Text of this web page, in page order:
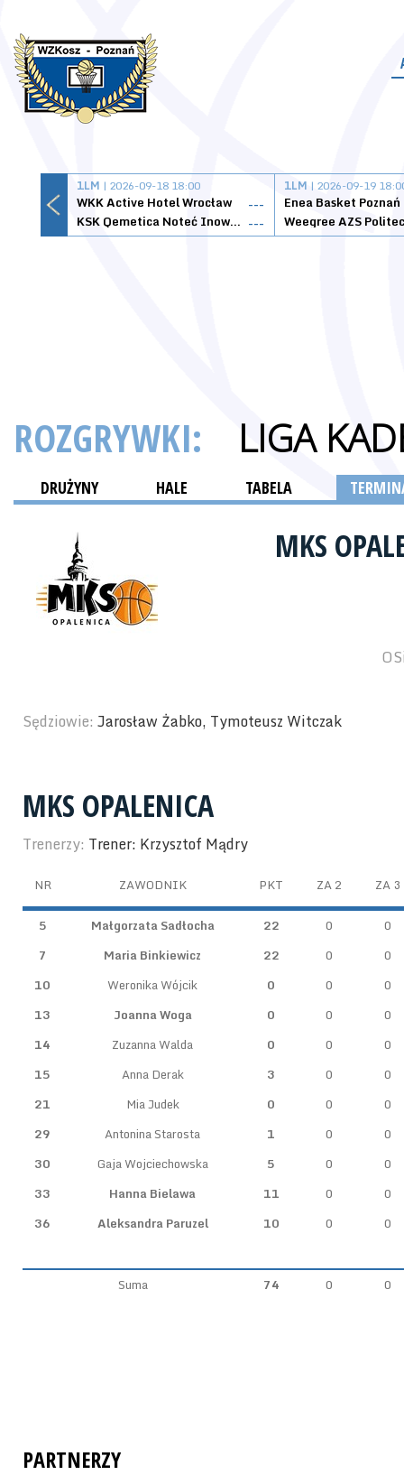
1LM | 2026-09-18 18:00
WKK Active Hotel Wrocław
---
KSK Qemetica Noteć Inowrocław ---
1LM | 2026-09-19
Enea Basket Poznań
ROZGRYWKI: LIGA
DRUŻYNY HALE TABELA
MKS
Sędziowie: Jarosław Żabko, Tymoteusz Witczak
MKS OPALENICA
Trenerzy: Trener: Krzysztof Mądry
NR ZAWODNIK PKT ZA 2 ZA 3
5 Małgorzata Sadłocha 22 0
0
7
Maria Binkiewicz 22 0
0
10
Weronika Wójcik 0 0
0
13
Joanna Woga 0 0
0
14
Zuzanna Walda 0 0
0
15
Anna Derak 3 0
0
21
Mia Judek 0 0
0
29
Antonina Starosta 1 0
0
30
Gaja Wojciechowska 5 0
0
33
Hanna Bielawa 11 0
0
36
Aleksandra Paruzel 10 0 0
Suma 74 0 0
PARTNERZY